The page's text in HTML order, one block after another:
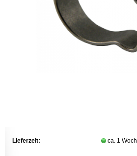
Lieferzeit: ca. 1